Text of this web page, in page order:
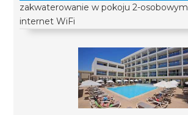
zakwaterowanie w pokoju 2-osobowym
internet WiFi